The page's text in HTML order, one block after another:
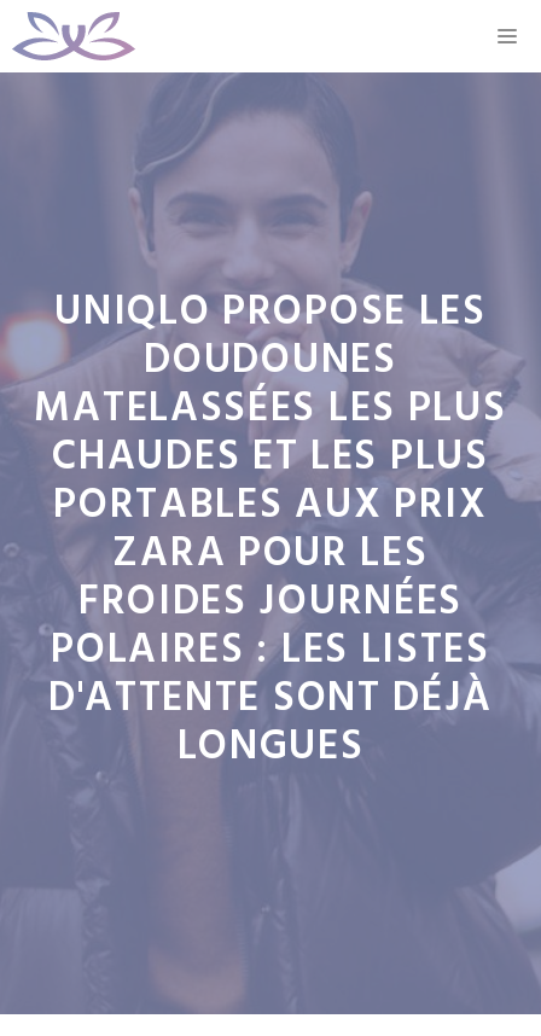
Aller
au
UNIQLO PROPOSE LES
DOUDOUNES
MATELASSÉES LES PLUS
CHAUDES ET LES PLUS
PORTABLES AUX PRIX
ZARA POUR LES
FROIDES JOURNÉES
POLAIRES : LES LISTES
D'ATTENTE SONT DÉJÀ
LONGUES